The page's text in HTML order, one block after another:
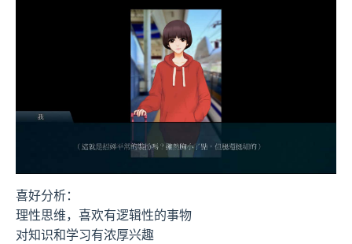
喜好分析：
理性思维，喜欢有逻辑性的事物
对知识和学习有浓厚兴趣